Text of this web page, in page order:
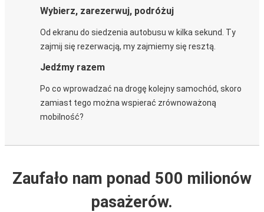
Wybierz, zarezerwuj, podróżuj
Od ekranu do siedzenia autobusu w kilka sekund. Ty
zajmij się rezerwacją, my zajmiemy się resztą.
Jedźmy razem
Po co wprowadzać na drogę kolejny samochód, skoro
zamiast tego można wspierać zrównoważoną
mobilność?
Zaufało nam ponad 500 milionów
pasażerów.